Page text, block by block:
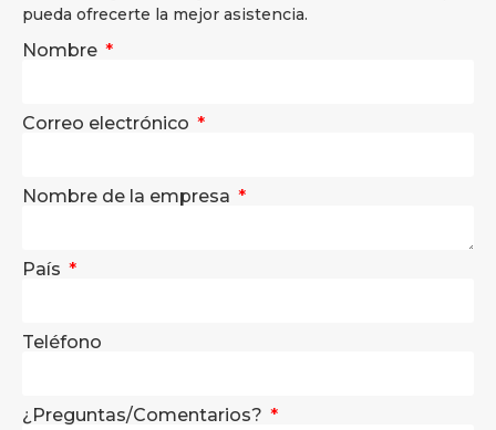
pueda ofrecerte la mejor asistencia.
Nombre
Correo electrónico
Nombre de la empresa
País
Teléfono
¿Preguntas/Comentarios?